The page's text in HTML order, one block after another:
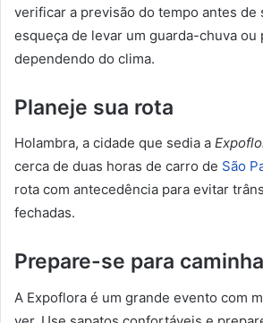
verificar a previsão do tempo antes de
esqueça de levar um guarda-chuva ou
dependendo do clima.
Planeje sua rota
Holambra, a cidade que sedia a
cerca de duas horas de carro de São
rota com antecedência para evitar
fechadas.
Prepare-se para
A Expoflora é um grande evento com